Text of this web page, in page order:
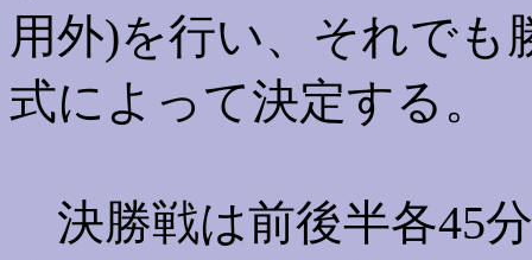
用外)を行い、それでも
式によって決定する。
決勝戦は前後半各45